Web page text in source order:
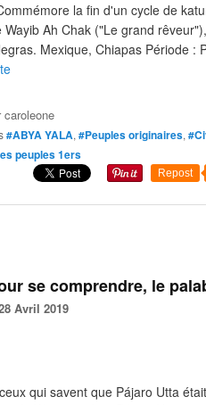
la fin d'un cycle de
Wayib Ah Chak ("Le grand
Mexique, Chiapas Période :
caroleone
#ABYA YALA, #Peuples originaires,
peuples 1ers
Repost
se comprendre, le
Avril 2019
qui savent que Pájaro Utta